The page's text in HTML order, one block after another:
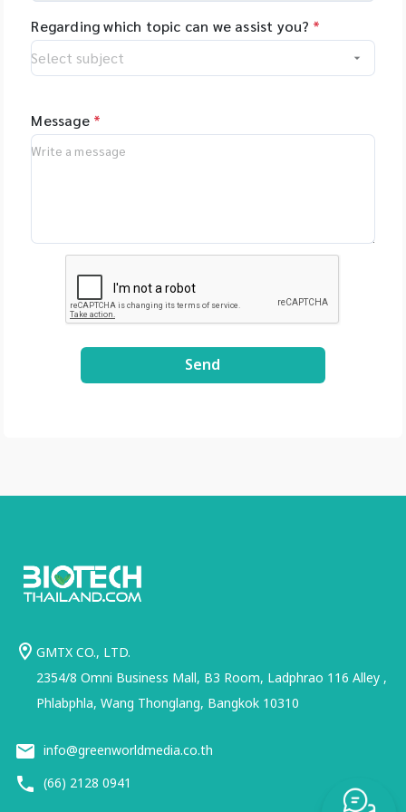
Phenomics Systems,
Oxford Nanopore
China - Qualitype,
LIMS, Germany -
US Download
https://drive.google
.com/file/d/1GLRohy
kZyVSyDn2LiVT_W8E
3xDE2Uxe0/view?
Regarding which topic can we assist you? *
Message *
Send
GMTX CO., LTD.
2354/8 Omni Business Mall, B3 Room, Ladphrao 116 Alley ,
Phlabphla, Wang Thonglang, Bangkok 10310
info@greenworldmedia.co.th
(66) 2128 0941